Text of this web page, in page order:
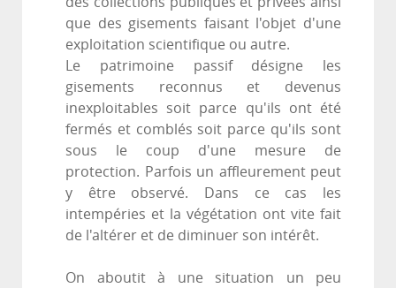
que des gisements faisant l'objet d'une
exploitation scientifique ou autre.
Le patrimoine passif désigne les
gisements reconnus et devenus
inexploitables soit parce qu'ils ont été
fermés et comblés soit parce qu'ils sont
sous le coup d'une mesure de
protection. Parfois un affleurement peut
y être observé. Dans ce cas les
intempéries et la végétation ont vite fait
de l'altérer et de diminuer son intérêt.
On aboutit à une situation un peu